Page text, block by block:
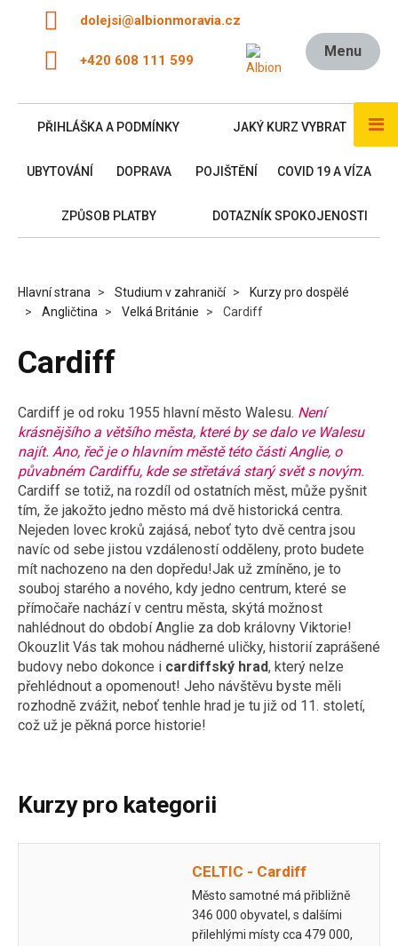
dolejsi@albionmoravia.cz
+420 608 111 599
Menu
PŘIHLÁŠKA A PODMÍNKY JAKÝ KURZ VYBRAT
UBYTOVÁNÍ DOPRAVA POJIŠTĚNÍ COVID 19 A VÍZA
ZPŮSOB PLATBY DOTAZNÍK SPOKOJENOSTI
Hlavní strana Studium v zahraničí
Kurzy pro dospělé
Angličtina
Velká Británie Cardiff
Cardiff
Cardiff je od roku 1955 hlavní město Walesu. Není
krásnějšího a většího města, které by se dalo ve Walesu
najít. Ano, řeč je o hlavním městě této části Anglie, o
půvabném Cardiffu, kde se střetává starý svět s novým.
Cardiff se totiž, na rozdíl od ostatních měst, může pyšnit
tím, že jakožto jedno město má dvě historická centra.
Nejeden lovec kroků zajásá, neboť tyto dvě centra jsou
navíc od sebe jistou vzdáleností odděleny, proto budete
mít nachozeno na den dopředu!Jak už zmíněno, je to
souboj starého a nového, kdy jedno centrum, které se
přímočaře nachází v centru města, skýtá možnost
nahlédnout do období Anglie za dob královny Viktorie!
Okouzlit Vás tak mohou nádherné uličky, historií zaprášené
budovy nebo dokonce i cardiffský hrad, který nelze
přehlédnout a opomenout! Jeho návštěvu byste měli
rozhodně zvážit, neboť tenhle hrad je tu již od 11. století,
což už je pěkná porce historie!
Kurzy pro kategorii
CELTIC - Cardiff
Město samotné má přibližně
346 000 obyvatel, s dalšími
přilehlými místy cca 479 000,